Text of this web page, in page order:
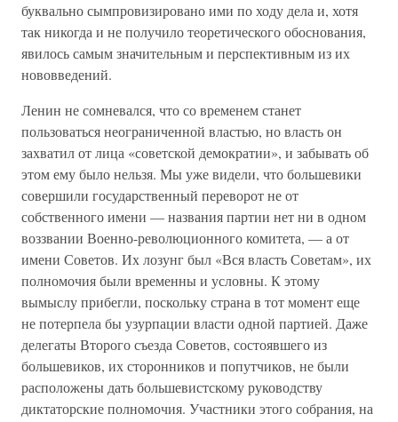
буквально сымпровизировано ими по ходу дела и, хотя
так никогда и не получило теоретического обоснования,
явилось самым значительным и перспективным из их
нововведений.
Ленин не сомневался, что со временем станет
пользоваться неограниченной властью, но власть он
захватил от лица «советской демократии», и забывать об
этом ему было нельзя. Мы уже видели, что большевики
совершили государственный переворот не от
собственного имени — названия партии нет ни в одном
воззвании Военно-революционного комитета, — а от
имени Советов. Их лозунг был «Вся власть Советам», их
полномочия были временны и условны. К этому
вымыслу прибегли, поскольку страна в тот момент еще
не потерпела бы узурпации власти одной партией. Даже
делегаты Второго съезда Советов, состоявшего из
большевиков, их сторонников и попутчиков, не были
расположены дать большевистскому руководству
диктаторские полномочия. Участники этого собрания, на